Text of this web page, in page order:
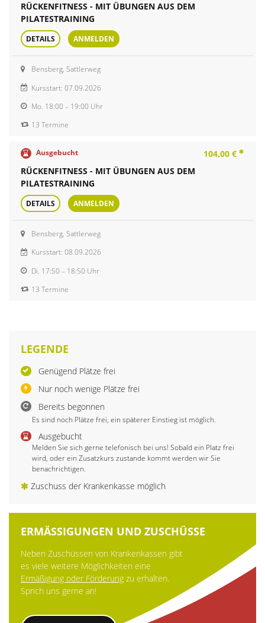
RÜCKENFITNESS - MIT ÜBUNGEN AUS DEM
PILATESTRAINING
DETAILS ANMELDEN
Bensberg, Sattlerweg
Kursstart: 07.09.2026
Mo. 18:00 – 19:00 Uhr
13 Termine
Ausgebucht
RÜCKENFITNESS - MIT ÜBUNGEN AUS DEM
PILATESTRAINING
104,00 €
DETAILS ANMELDEN
Bensberg, Sattlerweg
Kursstart: 08.09.2026
Di. 17:50 – 18:50 Uhr
13 Termine
LEGENDE
Genügend Plätze frei
Nur noch wenige Plätze frei
Bereits begonnen
Es sind noch Plätze frei, ein späterer Einstieg ist möglich.
Ausgebucht
Melden Sie sich gerne telefonisch bei uns! Sobald ein Platz frei
wird, oder ein Zusatzkurs zustande kommt werden wir Sie
benachrichtigen.
Zuschuss der Krankenkasse möglich
ERMÄSSIGUNGEN UND ZUSCHÜSSE
Neben Zuschüssen von Krankenkassen gibt
es viele weitere Möglichkeiten eine
Ermäßigung oder Förderung zu erhalten.
Sprich uns gerne an!